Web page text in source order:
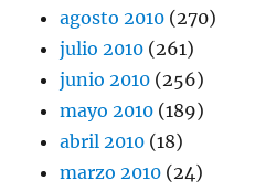
agosto 2010 (270)
julio 2010 (261)
junio 2010 (256)
mayo 2010 (189)
abril 2010 (18)
marzo 2010 (24)